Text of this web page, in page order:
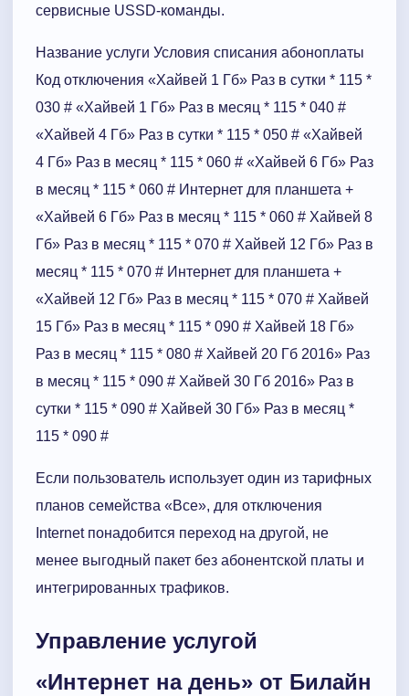
сервисные USSD-команды.
Название услуги Условия списания абоноплаты
Код отключения «Хайвей 1 Гб» Раз в сутки * 115 *
030 # «Хайвей 1 Гб» Раз в месяц * 115 * 040 #
«Хайвей 4 Гб» Раз в сутки * 115 * 050 # «Хайвей
4 Гб» Раз в месяц * 115 * 060 # «Хайвей 6 Гб» Раз
в месяц * 115 * 060 # Интернет для планшета +
«Хайвей 6 Гб» Раз в месяц * 115 * 060 # Хайвей 8
Гб» Раз в месяц * 115 * 070 # Хайвей 12 Гб» Раз в
месяц * 115 * 070 # Интернет для планшета +
«Хайвей 12 Гб» Раз в месяц * 115 * 070 # Хайвей
15 Гб» Раз в месяц * 115 * 090 # Хайвей 18 Гб»
Раз в месяц * 115 * 080 # Хайвей 20 Гб 2016» Раз
в месяц * 115 * 090 # Хайвей 30 Гб 2016» Раз в
сутки * 115 * 090 # Хайвей 30 Гб» Раз в месяц *
115 * 090 #
Если пользователь использует один из тарифных
планов семейства «Все», для отключения
Internet понадобится переход на другой, не
менее выгодный пакет без абонентской платы и
интегрированных трафиков.
Управление услугой
«Интернет на день» от Билайн